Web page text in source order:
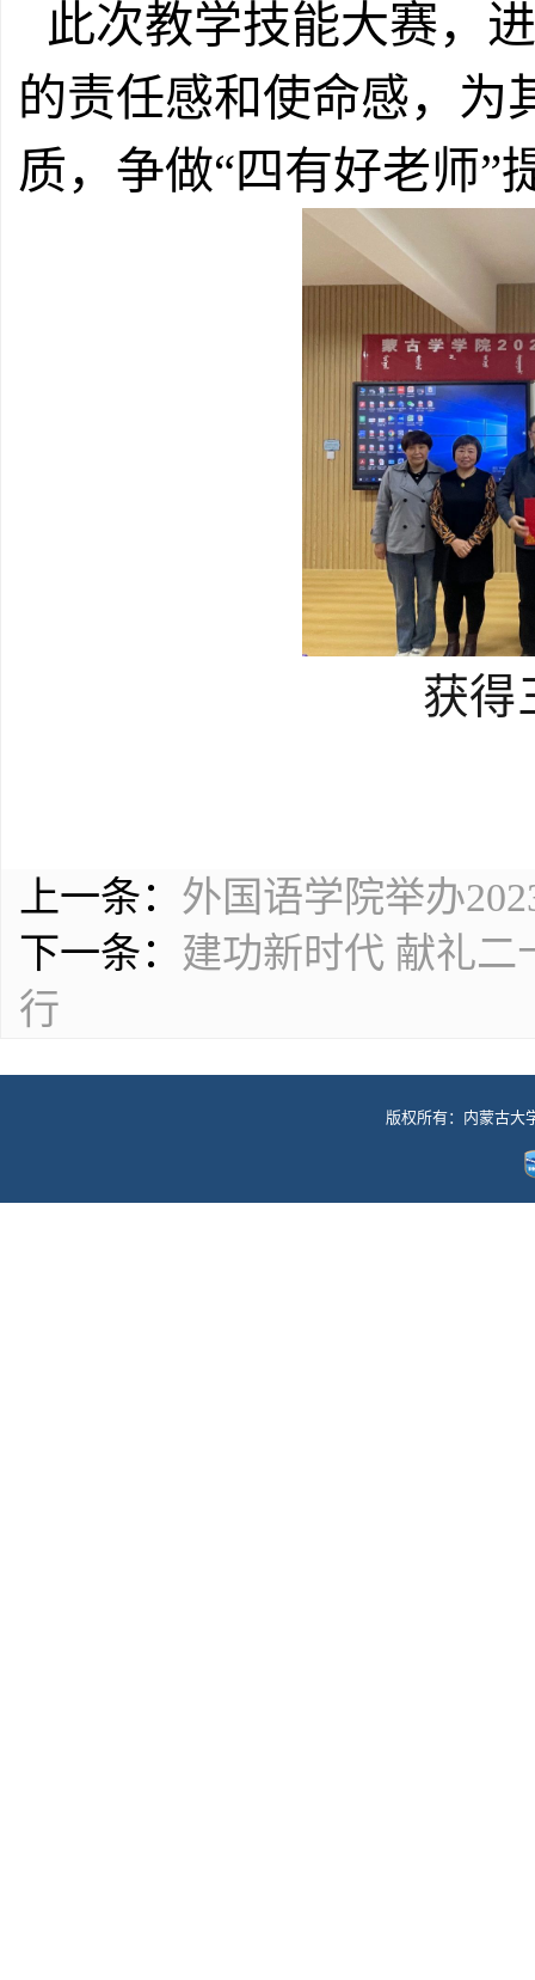
此次教学技能大赛，
的责任感和使命感，为
质，争做“四有好老师”
获得
上一条： 外国语学院举办
下一条： 建功新时代 献礼二
行
版权所有：内蒙古大